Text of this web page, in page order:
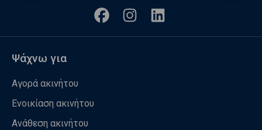
Ψάχνω για
Αγορά ακινήτου
Ενοικίαση ακινήτου
Ανάθεση ακινήτου